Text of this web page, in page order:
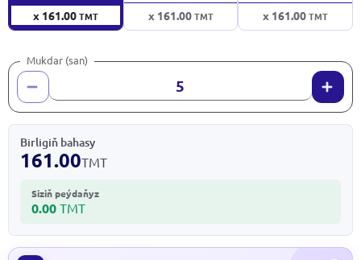
x 161.00TMT x 161.00TMT x 161.00TMT
Mukdar (san)
Birligiň bahasy
161.00TMT
Siziň peýdaňyz
0.00 TMT